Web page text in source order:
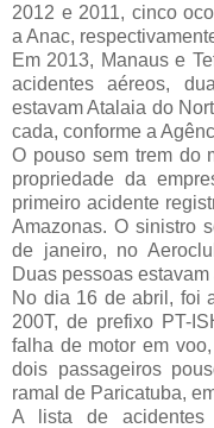
2012 e 2011, cinco
a Anac,
Em 2013, Manaus e
acidentes aéreos,
estavam Atalaia do
cada, conforme a
O pouso sem trem do
propriedade da
primeiro acidente
Amazonas. O sinistro
de janeiro, no
Duas pessoas
No dia 16 de abril, foi
200T, de prefixo PT-
falha de motor em
dois passageiros
ramal de Paricatuba,
A lista de acidentes